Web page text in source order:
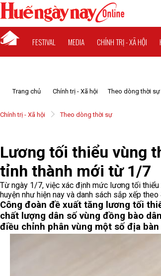
FESTIVAL MEDIA CHÍNH TRỊ - XÃ HỘI
Trang chủ Chính trị - Xã hội Theo dòng thời sự
Chính trị - Xã hội Theo dòng thời sự
Lương tối thiểu vùng
tỉnh thành mới từ 1/7
Từ ngày 1/7, việc xác định mức lương tối
huyện như hiện nay và danh sách sắp xếp
Công đoàn đề xuất tăng lương tối
chất lượng dân số vùng đồng bào
điều chỉnh phân vùng một số địa bàn